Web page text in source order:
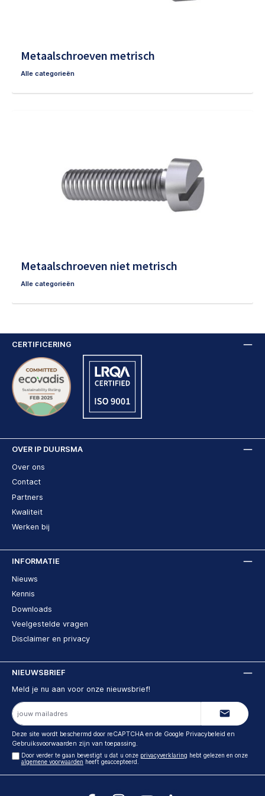
Metaalschroeven metrisch
Alle categorieën
Metaalschroeven niet metrisch
Alle categorieën
OVER IP DUURSMA
Over ons
Contact
Partners
Kwaliteit
Werken bij
INFORMATIE
Nieuws
Kennis
Downloads
Veelgestelde vragen
Disclaimer en privacy
CERTIFICERING
NIEUWSBRIEF
Meld je nu aan voor onze nieuwsbrief!
E-
mailadres
Deze site wordt beschermd door reCAPTCHA en de Google Privacybeleid en
Gebruiksvoorwaarden zijn van toepassing.
Door verder te gaan bevestigt u dat u onze privacyverklaring hebt gelezen en onze
algemene voorwaarden heeft geaccepteerd.